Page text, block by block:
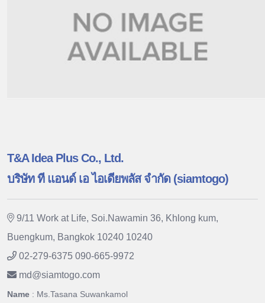
T&A Idea Plus Co., Ltd.
บริษัท ที แอนด์ เอ ไอเดียพลัส จำกัด (siamtogo)
9/11 Work at Life, Soi.Nawamin 36, Khlong kum,
Buengkum, Bangkok 10240 10240
02-279-6375 090-665-9972
md@siamtogo.com
Name : Ms.Tasana Suwankamol